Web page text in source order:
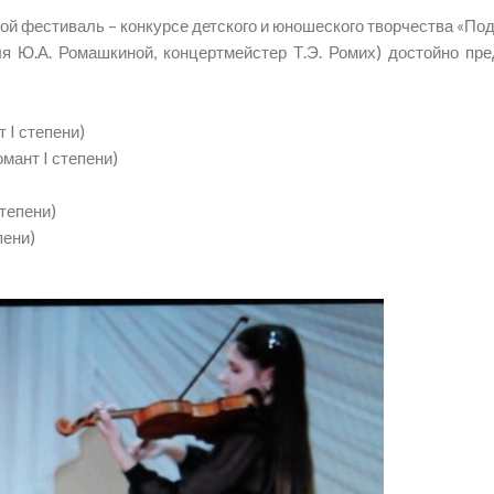
фестиваль – конкурсе детского и юношеского творчества
Ю.А. Ромашкиной, концертмейстер Т.Э. Ромих) достойно
I степени)
I степени)